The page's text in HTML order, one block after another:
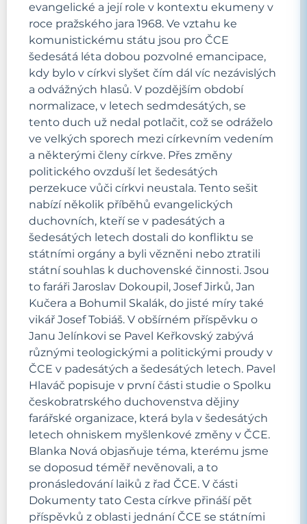
evangelické a její role v kontextu ekumeny v
roce pražského jara 1968. Ve vztahu ke
komunistickému státu jsou pro ČCE
šedesátá léta dobou pozvolné emancipace,
kdy bylo v církvi slyšet čím dál víc nezávislých
a odvážných hlasů. V pozdějším období
normalizace, v letech sedmdesátých, se
tento duch už nedal potlačit, což se odráželo
ve velkých sporech mezi církevním vedením
a některými členy církve. Přes změny
politického ovzduší let šedesátých
perzekuce vůči církvi neustala. Tento sešit
nabízí několik příběhů evangelických
duchovních, kteří se v padesátých a
šedesátých letech dostali do konfliktu se
státními orgány a byli vězněni nebo ztratili
státní souhlas k duchovenské činnosti. Jsou
to faráři Jaroslav Dokoupil, Josef Jirků, Jan
Kučera a Bohumil Skalák, do jisté míry také
vikář Josef Tobiáš. V obšírném příspěvku o
Janu Jelínkovi se Pavel Keřkovský zabývá
různými teologickými a politickými proudy v
ČCE v padesátých a šedesátých letech. Pavel
Hlaváč popisuje v první části studie o Spolku
českobratrského duchovenstva dějiny
farářské organizace, která byla v šedesátých
letech ohniskem myšlenkové změny v ČCE.
Blanka Nová objasňuje téma, kterému jsme
se doposud téměř nevěnovali, a to
pronásledování laiků z řad ČCE. V části
Dokumenty tato Cesta církve přináší pět
příspěvků z oblasti jednání ČCE se státními